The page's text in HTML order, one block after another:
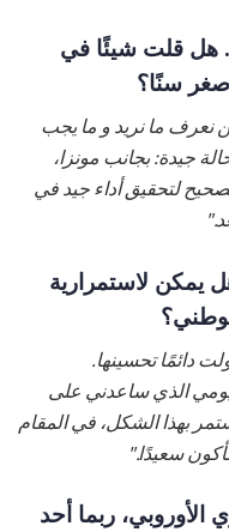
هل قلت شيئًا في
سنًا؟
نعرف ما نريد و ما يجب
جيدة: بجانب مونزا،
لتحقيق أداء جيد في
يمكن لاستمرارية
دائمًا تحسينها.
الذي ساعدني على
بهذا الشكل، في المقام
سعيدًا."
الأوروبي، ربما أحد